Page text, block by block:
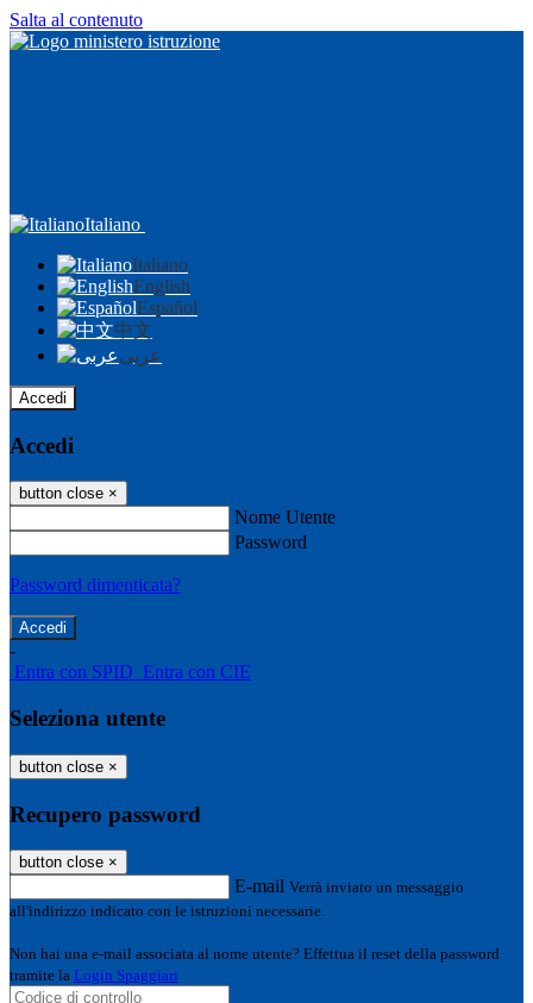
Salta al contenuto
Italiano
Italiano
English
Español
中文
عربى
Accedi
Accedi
button close ×
Nome Utente
Password
Password dimenticata?
-
Entra con SPID Entra con CIE
Seleziona utente
button close ×
Recupero password
button close ×
E-mail Verrà inviato un messaggio
all'indirizzo indicato con le istruzioni necessarie.
Non hai una e-mail associata al nome utente? Effettua il reset della password
tramite la Login Spaggiari